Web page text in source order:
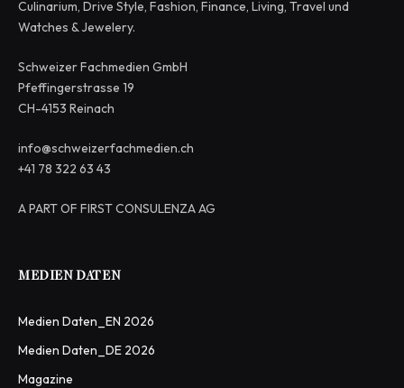
Culinarium, Drive Style, Fashion, Finance, Living, Travel und
Watches & Jewelery.
Schweizer Fachmedien GmbH
Pfeffingerstrasse 19
CH-4153 Reinach
info@schweizerfachmedien.ch
+41 78 322 63 43
A PART OF FIRST CONSULENZA AG
MEDIEN DATEN
Medien Daten_EN 2026
Medien Daten_DE 2026
Magazine